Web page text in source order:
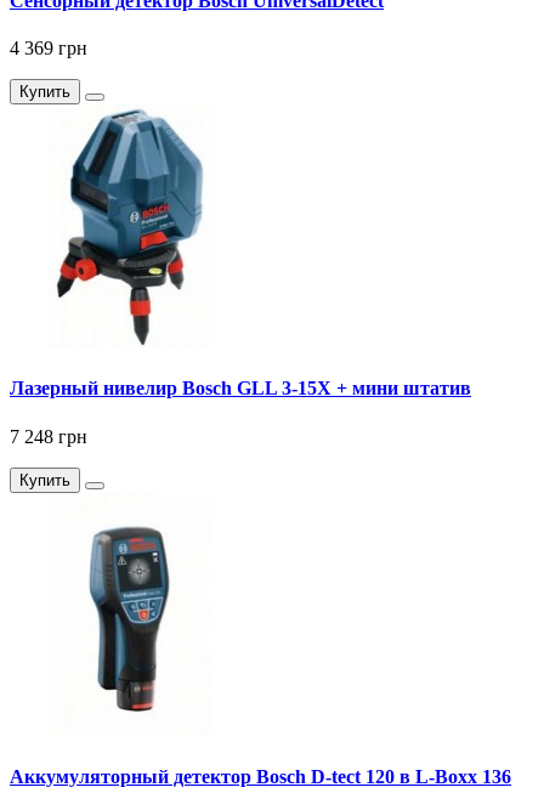
4 369 грн
Купить
Лазерный нивелир Bosch GLL 3-15X + мини штатив
7 248 грн
Купить
Аккумуляторный детектор Bosch D-tect 120 в L-Boxx 136